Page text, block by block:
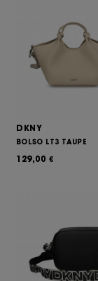
DKNY
BOLSO LT3 TAUPE
129,00 €